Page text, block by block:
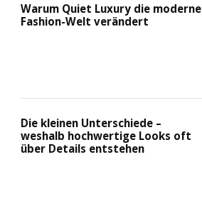
Warum Quiet Luxury die moderne
Fashion-Welt verändert
Die kleinen Unterschiede –
weshalb hochwertige Looks oft
über Details entstehen